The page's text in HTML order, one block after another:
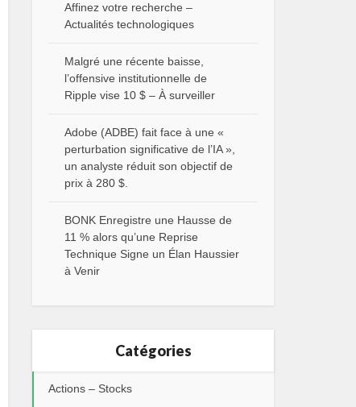
Affinez votre recherche –
Actualités technologiques
Malgré une récente baisse,
l’offensive institutionnelle de
Ripple vise 10 $ – À surveiller
Adobe (ADBE) fait face à une «
perturbation significative de l’IA »,
un analyste réduit son objectif de
prix à 280 $.
BONK Enregistre une Hausse de
11 % alors qu’une Reprise
Technique Signe un Élan Haussier
à Venir
Catégories
Actions – Stocks